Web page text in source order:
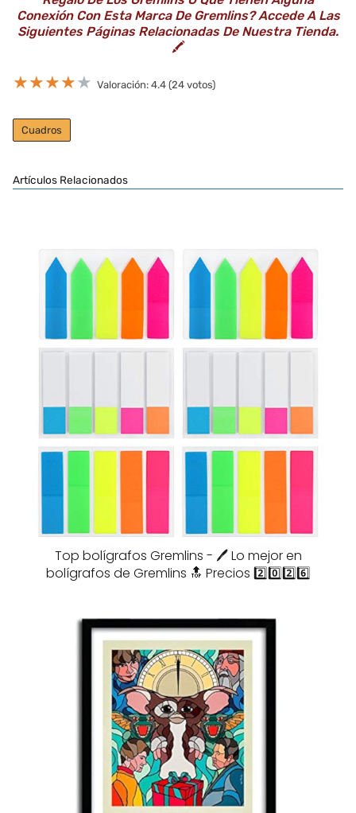
Conexión Con Esta Marca De Gremlins? Accede A Las
Siguientes Páginas Relacionadas De Nuestra Tienda.
🖍️
★★★★★ Valoración: 4.4 (24 votos)
Cuadros
Artículos Relacionados
Top bolígrafos Gremlins - 🖊️ Lo mejor en
bolígrafos de Gremlins 🔝 Precios 2️⃣0️⃣2️⃣6️⃣